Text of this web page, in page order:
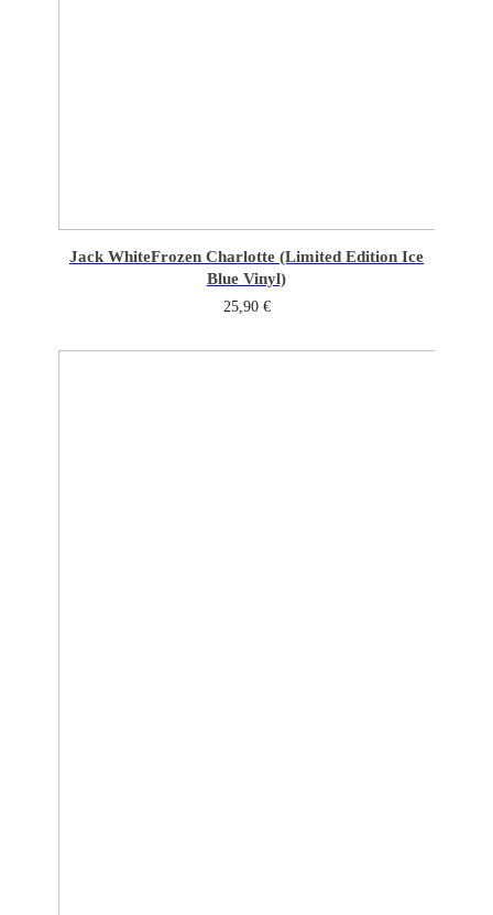
Jack WhiteFrozen Charlotte (Limited Edition Ice
Blue Vinyl)
25,90 €